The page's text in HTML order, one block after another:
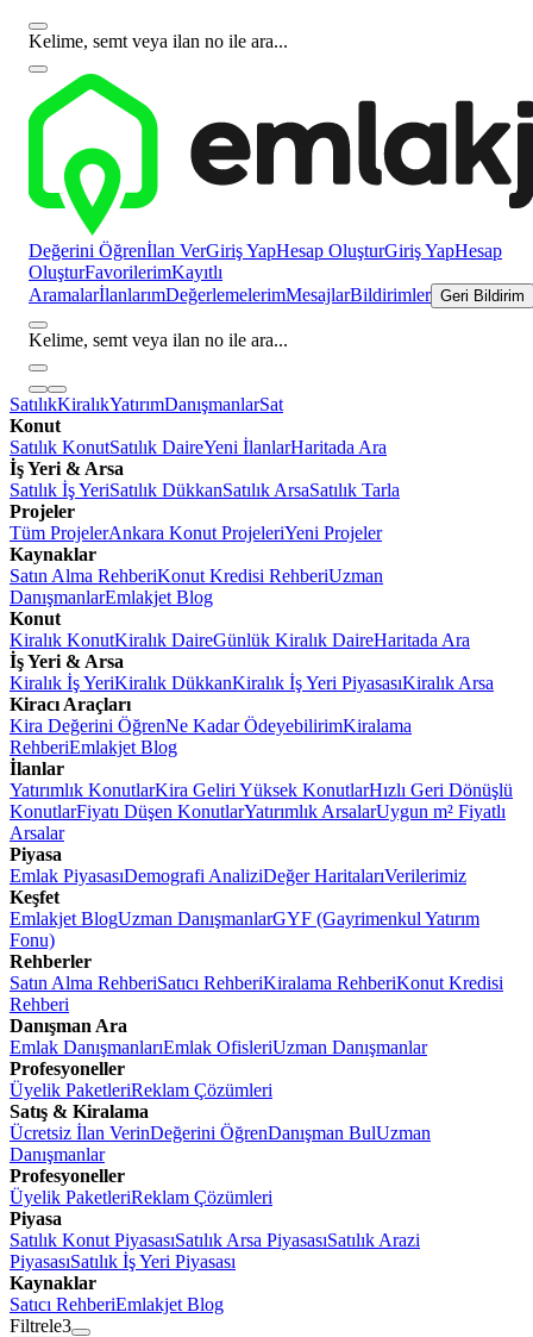
Kelime, semt veya ilan no ile ara...
Değerini Öğrenİlan VerGiriş YapHesap OluşturGiriş YapHesap
OluşturFavorilerimKayıtlı
AramalarİlanlarımDeğerlemelerimMesajlarBildirimler Geri Bildirim
Kelime, semt veya ilan no ile ara...
SatılıkKiralıkYatırımDanışmanlarSat
Konut
Satılık KonutSatılık DaireYeni İlanlarHaritada Ara
İş Yeri & Arsa
Satılık İş YeriSatılık DükkanSatılık ArsaSatılık Tarla
Projeler
Tüm ProjelerAnkara Konut ProjeleriYeni Projeler
Kaynaklar
Satın Alma RehberiKonut Kredisi RehberiUzman
DanışmanlarEmlakjet Blog
Konut
Kiralık KonutKiralık DaireGünlük Kiralık DaireHaritada Ara
İş Yeri & Arsa
Kiralık İş YeriKiralık DükkanKiralık İş Yeri PiyasasıKiralık Arsa
Kiracı Araçları
Kira Değerini ÖğrenNe Kadar ÖdeyebilirimKiralama
RehberiEmlakjet Blog
İlanlar
Yatırımlık KonutlarKira Geliri Yüksek KonutlarHızlı Geri Dönüşlü
KonutlarFiyatı Düşen KonutlarYatırımlık ArsalarUygun m² Fiyatlı
Arsalar
Piyasa
Emlak PiyasasıDemografi AnaliziDeğer HaritalarıVerilerimiz
Keşfet
Emlakjet BlogUzman DanışmanlarGYF (Gayrimenkul Yatırım
Fonu)
Rehberler
Satın Alma RehberiSatıcı RehberiKiralama RehberiKonut Kredisi
Rehberi
Danışman Ara
Emlak DanışmanlarıEmlak OfisleriUzman Danışmanlar
Profesyoneller
Üyelik PaketleriReklam Çözümleri
Satış & Kiralama
Ücretsiz İlan VerinDeğerini ÖğrenDanışman BulUzman
Danışmanlar
Profesyoneller
Üyelik PaketleriReklam Çözümleri
Piyasa
Satılık Konut PiyasasıSatılık Arsa PiyasasıSatılık Arazi
PiyasasıSatılık İş Yeri Piyasası
Kaynaklar
Satıcı RehberiEmlakjet Blog
Filtrele3